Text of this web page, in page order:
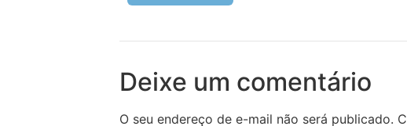
Deixe um comentário
O seu endereço de e-mail não será publicado.